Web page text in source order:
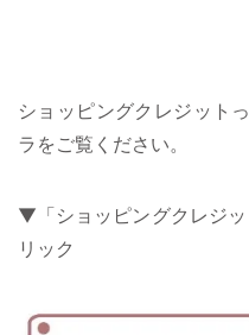
ショッピングクレジット
ラをご覧ください。
▼「ショッピングクレジ
リック